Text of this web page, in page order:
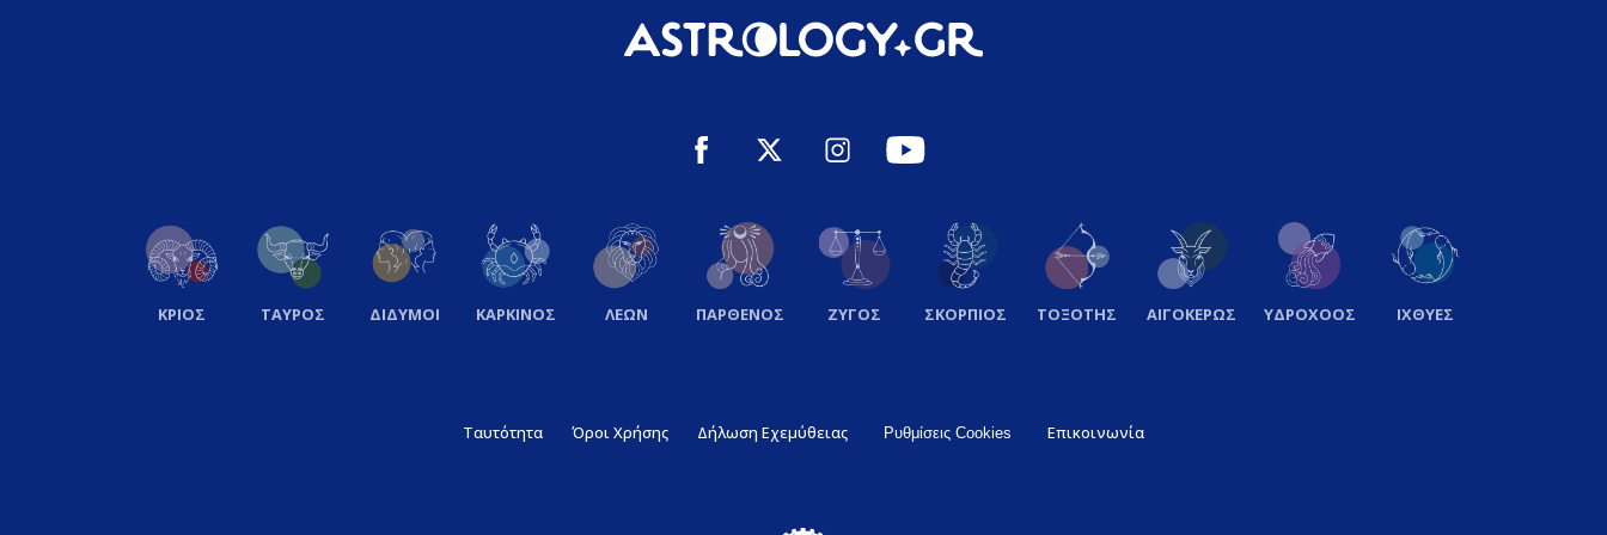
ΚΡΙΟΣ ΤΑΥΡΟΣ ΔΙΔΥΜΟΙ ΚΑΡΚΙΝΟΣ ΛΕΩΝ ΠΑΡΘΕΝΟΣ ΖΥΓΟΣ ΣΚΟΡΠΙΟΣ ΤΟΞΟΤΗΣ ΑΙΓΟΚΕΡΩΣ ΥΔΡΟΧΟΟΣ ΙΧΘΥΕΣ
Ταυτότητα Όροι Χρήσης Δήλωση Εχεμύθειας Ρυθμίσεις Cookies Επικοινωνία